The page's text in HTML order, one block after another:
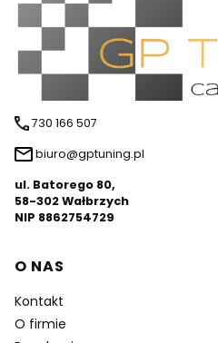
730 166 507
biuro@gptuning.pl
ul. Batorego 80,
58-302 Wałbrzych
NIP 8862754729
Linki w stopce
O NAS
Kontakt
O firmie